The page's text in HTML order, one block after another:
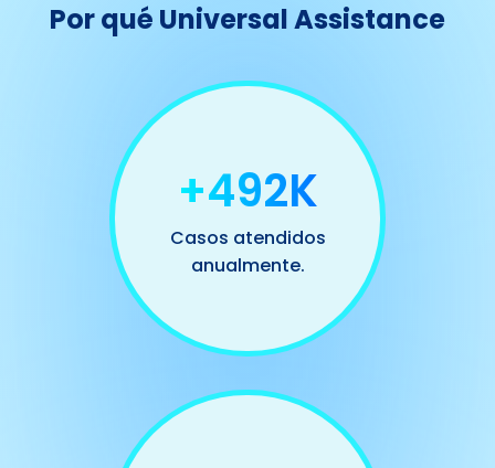
Por qué Universal Assistance
+500K
Casos atendidos
anualmente.